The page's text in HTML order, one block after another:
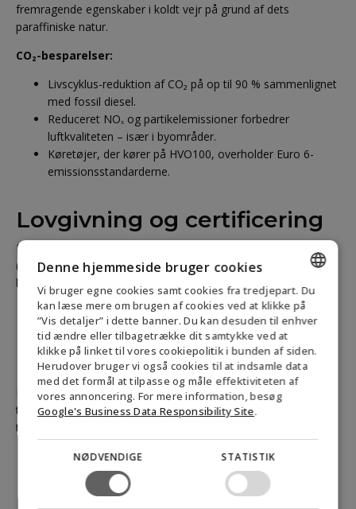
fremragende egenskaber i koldt vejr på grund af dets
paraffiniske natur.
CO₂-besparelser:
Livscyklus-reduktion af CO₂ på op til 90 % sammenlignet
med fossil diesel.
Reduceret NOₓ og partikelemissioner forbedrer
luftkvaliteten – især i byområder.
Køretøjer, der kører på HVO100, overholder Euro 6-
emissionsstandarderne.
Lovgivning og certificering
HVO100 reguleres under EU’s direktiv om vedvarende energi
(RED II), som opstiller krav til bæredygtighed for
biobrændstoffer:
Minimum 65 % reduktion af drivhusgasemissioner
sammenlignet med fossile brændstoffer.
Sporbarheds- og certificeringskrav (f.eks. ISCC).
Fokus på brug af affalds- og restbaserede råmaterialer.
Producenter og leverandører af HVO100 søger i stigende grad
tredjepartscertificering for at skabe gennemsigtighed og
tryghed hos kunderne.
Derfor giver HVO100
mening for flådeoperatører
ENGLISH
DANISH
GERMAN
NORWEGIAN
Denne hjemmeside bruger cookies
Vi bruger egne cookies samt cookies fra tredjepart. Du
kan læse mere om brugen af cookies ved at klikke på
”Vis detaljer” i dette banner. Du kan desuden til enhver
tid ændre eller tilbagetrække dit samtykke ved at
klikke på linket til vores cookiepolitik i bunden af siden.
Herudover bruger vi også cookies til at indsamle data
med det formål at tilpasse og måle effektiviteten af
vores annoncering. For mere information, besøg
Google's Business Data Responsibility Site.
NØDVENDIGE STATISTIK